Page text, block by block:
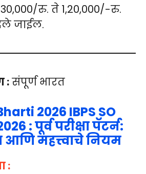
रु. ते 1,20,000/-रु.
जाईल.
:संपूर्ण भारत
2026 IBPS SO
: पूर्व परीक्षा पॅटर्न:
महत्त्वाचे नियम
: